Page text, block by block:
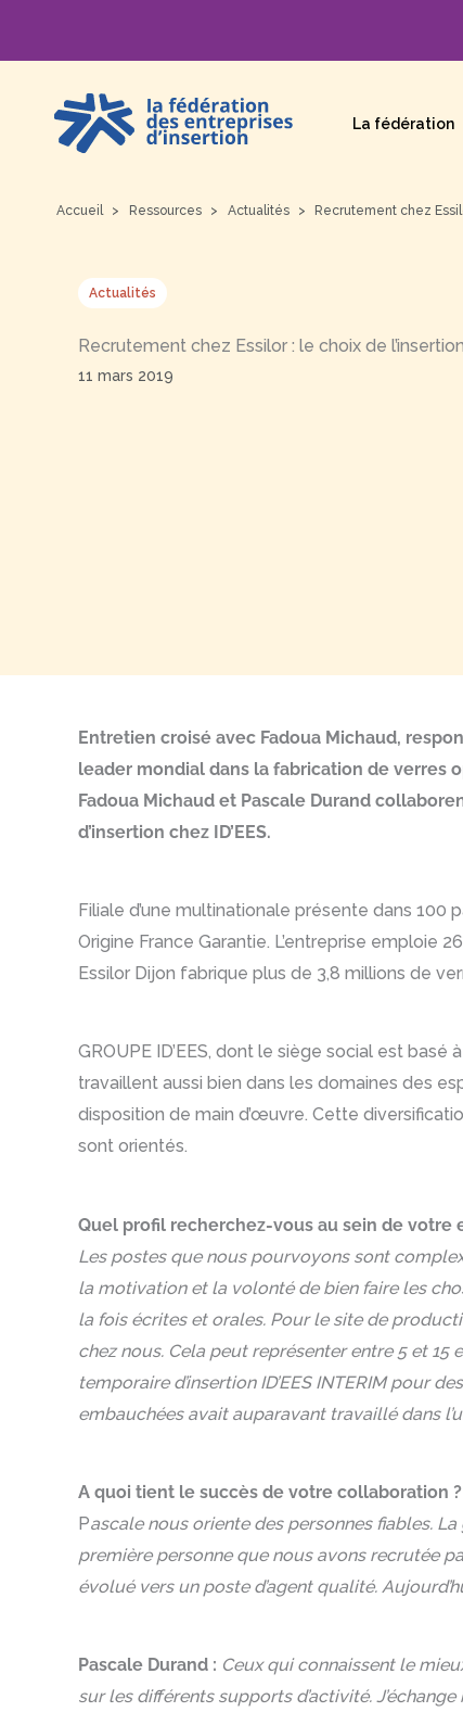
contenu
La fédération
Accueil Ressources Actualités Recrutement chez
Actualités
Recrutement chez Essilor : le choix de l’insertion
11 mars 2019
Entretien croisé avec Fadoua Michaud,
leader mondial dans la fabrication de verres
Fadoua Michaud et Pascale Durand
d’insertion chez ID’EES.
Filiale d’une multinationale présente dans
Origine France Garantie. L’entreprise emploie
Essilor Dijon fabrique plus de 3,8 millions de
GROUPE ID’EES, dont le siège social est
travaillent aussi bien dans les domaines des
disposition de main d’œuvre. Cette
sont orientés.
Quel profil recherchez-vous au sein de votre
Les postes que nous pourvoyons sont
la motivation et la volonté de bien faire les
la fois écrites et orales. Pour le site de
chez nous. Cela peut représenter entre 5 et 15
temporaire d’insertion ID’EES INTERIM pour
embauchées avait auparavant travaillé dans
A quoi tient le succès de votre collaboration ?
Pascale nous oriente des personnes fiables.
première personne que nous avons recrutée
évolué vers un poste d’agent qualité.
Pascale Durand : Ceux qui connaissent le
sur les différents supports d’activité.